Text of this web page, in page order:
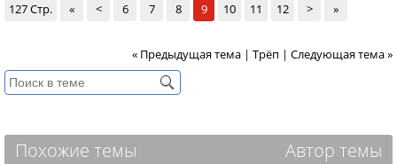
127 Стр. « < 6 7 8 9 10 11 12 > »
« Предыдущая тема | Трёп | Следующая тема »
Похожие темы Автор темы